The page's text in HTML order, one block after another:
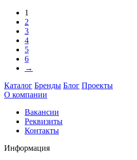
1
2
3
4
5
6
→
Каталог Бренды Блог Проекты
О компании
Вакансии
Реквизиты
Контакты
Информация